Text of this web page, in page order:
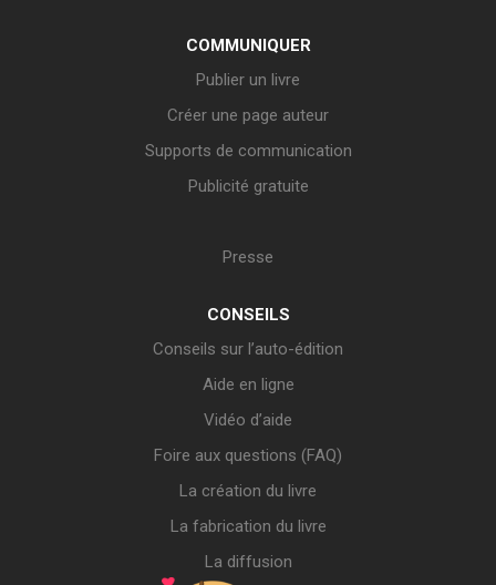
COMMUNIQUER
Publier un livre
Créer une page auteur
Supports de communication
Publicité gratuite
Presse
CONSEILS
Conseils sur l’auto-édition
Aide en ligne
Vidéo d’aide
Foire aux questions (FAQ)
La création du livre
La fabrication du livre
La diffusion